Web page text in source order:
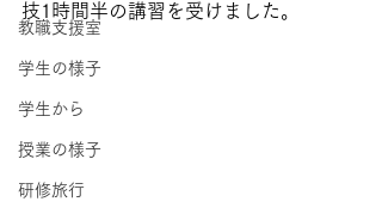
教職支援室
学生の様子
学生から
授業の様子
研修旅行
技1時間半の講習を受けました。